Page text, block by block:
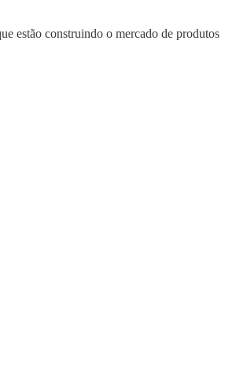
estão construindo o mercado de produtos